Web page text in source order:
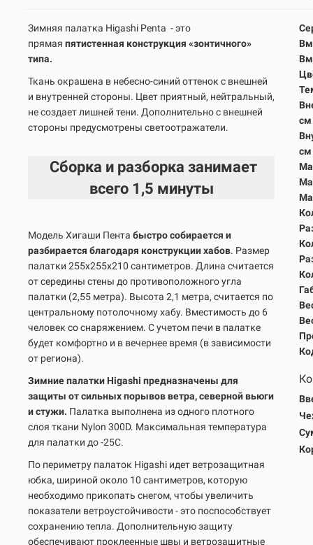
Зимняя палатка Higashi Penta - это
прямая пятистенная конструкция «зонтичного»
типа.
Ткань окрашена в небесно-синий оттенок с внешней
и внутренней стороны. Цвет приятный, нейтральный,
не создает лишней тени. Дополнительно с внешней
стороны предусмотрены светоотражатели.
Сборка и разборка занимает
всего 1,5 минуты
Модель Хигаши Пента быстро собирается и
разбирается благодаря конструкции хабов. Размер
палатки 255х255х210 сантиметров. Длина считается
от середины стены до противоположного угла
палатки (2,55 метра). Высота 2,1 метра, считается по
центральному потолочному хабу. Вместимость до 6
человек со снаряжением. С учетом печи в палатке
будет комфортно и в вечернее время (в зависимости
от региона).
Зимние палатки Higashi предназначены для
защиты от сильных порывов ветра, северной вьюги
и стужи. Палатка выполнена из одного плотного
слоя ткани Nylon 300D. Максимальная температура
для палатки до -25С.
По периметру палаток Higashi идет ветрозащитная
юбка, шириной около 10 сантиметров, которую
необходимо прикопать снегом, чтобы увеличить
показатели ветроустойчивости - это поспособствует
сохранению тепла. Дополнительную защиту
обеспечивают проклеенные швы и ветрозащитные
см
см